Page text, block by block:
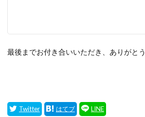
最後までお付き合いいただき、ありがと